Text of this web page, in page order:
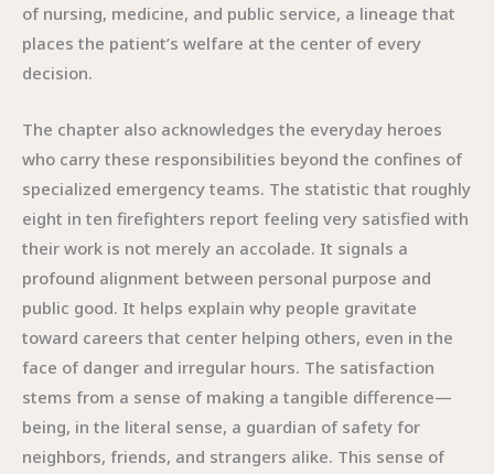
of nursing, medicine, and public service, a lineage that
places the patient’s welfare at the center of every
decision.
The chapter also acknowledges the everyday heroes
who carry these responsibilities beyond the confines of
specialized emergency teams. The statistic that roughly
eight in ten firefighters report feeling very satisfied with
their work is not merely an accolade. It signals a
profound alignment between personal purpose and
public good. It helps explain why people gravitate
toward careers that center helping others, even in the
face of danger and irregular hours. The satisfaction
stems from a sense of making a tangible difference—
being, in the literal sense, a guardian of safety for
neighbors, friends, and strangers alike. This sense of